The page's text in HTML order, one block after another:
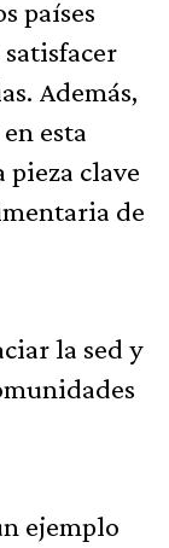
países
Además,
esta
clave
de
la sed y
ejemplo